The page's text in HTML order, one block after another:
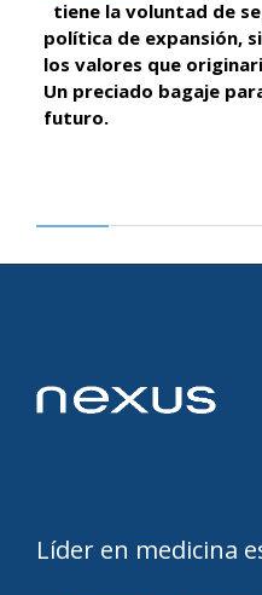
tiene la voluntad de
política de expansión,
los valores que
Un preciado bagaje
futuro.
Líder en medicina